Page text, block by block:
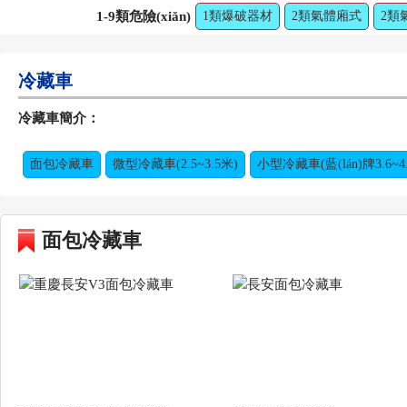
1-9類危險(xiǎn)
1類爆破器材 2類氣體廂式 2類
冷藏車
冷藏車簡介：
面包冷藏車 微型冷藏車(2.5~3.5米) 小型冷藏車(藍(lán)牌
面包冷藏車